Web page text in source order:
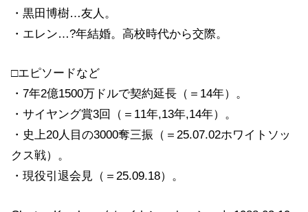
・黒田博樹…友人。
・エレン…?年結婚。高校時代から交際。
□エピソードなど
・7年2億1500万ドルで契約延長（＝14年）。
・サイヤング賞3回（＝11年,13年,14年）。
・史上20人目の3000奪三振（＝25.07.02ホワイトソッ
クス戦）。
・現役引退会見（＝25.09.18）。